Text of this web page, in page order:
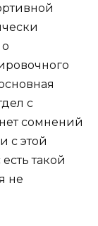
с
сомнений
с этой
такой
не